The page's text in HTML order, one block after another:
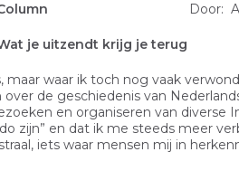
Door:
je uitzendt krijg je terug
maar waar ik toch nog vaak
de geschiedenis van
en organiseren van diverse
zijn” en dat ik me steeds meer
iets waar mensen mij in